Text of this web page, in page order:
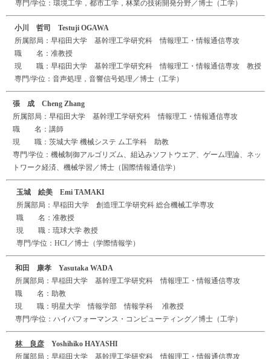
専門/学位：環境工学，都市工学，林業の技術開発分野／博士（工学）
小川 哲司 Testuji OGAWA
所属部局：早稲田大学 基幹理工学研究科 情報理工・情報通信専攻
職 名：准教授
現 職：早稲田大学 基幹理工学研究科 情報理工・情報通信専攻 教授
専門/学位：音声処理，音響信号処理／博士（工学）
張 成 Cheng Zhang
所属部局：早稲田大学 基幹理工学研究科 情報理工・情報通信専攻
職 名：講師
現 職：茨城大学 機械システ ム工学科 助教
専門/学位：機械制御アルゴリズム、組込みソフトウエア、ゲーム理論、ネッ
トワーク経済、機械学習／博士（国際情報通信学）
玉城 絵美 Emi TAMAKI
所属部局：早稲田大学 創造理工学研究科 総合機械工学専攻
職 名：准教授
現 職：琉球大学 教授
専門/学位：HCI／博士（学際情報学）
和田 康孝 Yasutaka WADA
所属部局：早稲田大学 基幹理工学研究科 情報理工・情報通信専攻
職 名：助教
現 職：明星大学 情報学部 情報学科 准教授
専門/学位：ハイパフォーマンス・コンピューティング／博士（工学）
林 良彦 Yoshihiko HAYASHI
所属部局：早稲田大学 基幹理工学研究科 情報理工・情報通信専攻